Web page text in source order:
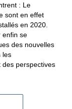
: Le
sont en effet
en 2020.
enfin se
des nouvelles
les
perspectives